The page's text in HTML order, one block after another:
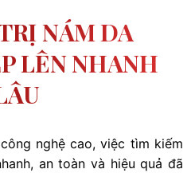
NÁM DA
LÊN NHANH
nghệ cao, việc tìm kiếm
an toàn và hiệu quả đã